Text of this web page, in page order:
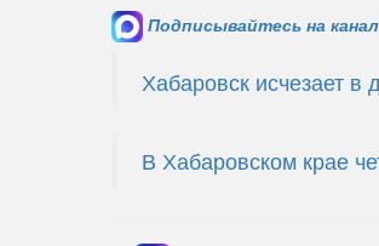
Подписывайтесь на
Хабаровск исчезает в
В Хабаровском крае